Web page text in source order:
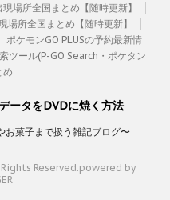
場所全国まとめ【随時更新】
場所全国まとめ【随時更新】
ポケモンGO PLUSの予約最新情
ツール(P-GO Search・ポケタン
め
ータをDVDに焼く方法
お菓子まで扱う雑記ブログ〜
Reserved.powered by